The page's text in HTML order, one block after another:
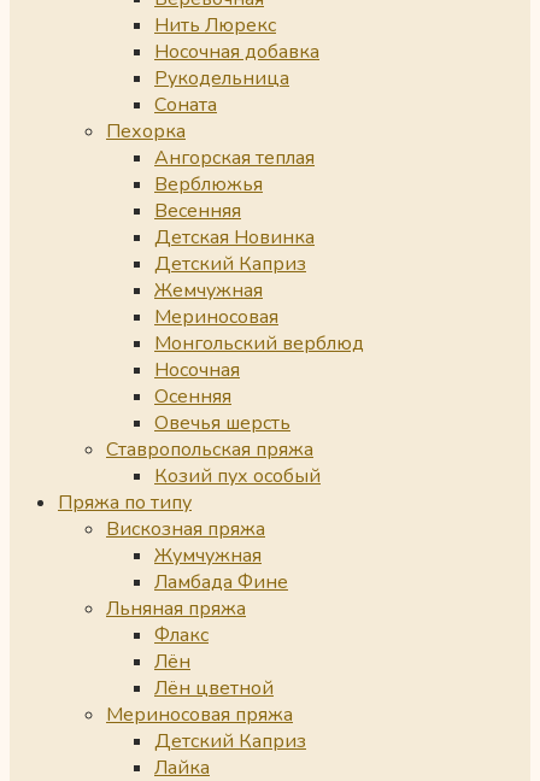
Нить Люрекс
Носочная добавка
Рукодельница
Соната
Пехорка
Ангорская теплая
Верблюжья
Весенняя
Детская Новинка
Детский Каприз
Жемчужная
Мериносовая
Монгольский верблюд
Носочная
Осенняя
Овечья шерсть
Ставропольская пряжа
Козий пух особый
Пряжа по типу
Вискозная пряжа
Жумчужная
Ламбада Фине
Льняная пряжа
Флакс
Лён
Лён цветной
Мериносовая пряжа
Детский Каприз
Лайка